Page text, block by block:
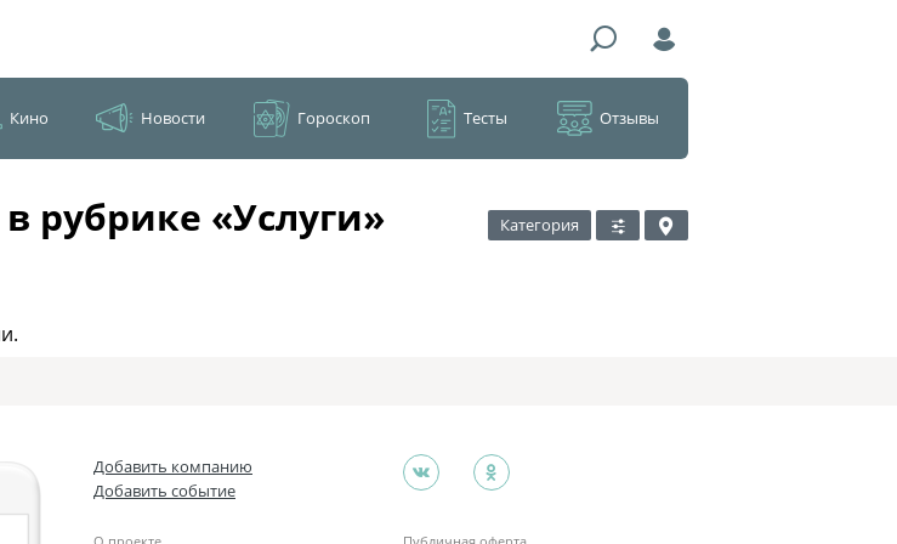
Кино Новости Гороскоп Тесты Отзывы
рубрике «Услуги» Категория
Добавить компанию
Добавить событие